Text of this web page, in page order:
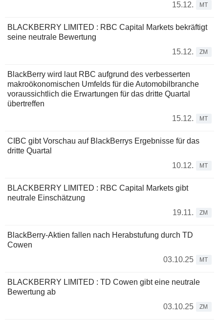
15.12.
MT
BLACKBERRY LIMITED : RBC Capital Markets bekräftigt
seine neutrale Bewertung
15.12.
ZM
BlackBerry wird laut RBC aufgrund des verbesserten
makroökonomischen Umfelds für die Automobilbranche
voraussichtlich die Erwartungen für das dritte Quartal
übertreffen
15.12.
MT
CIBC gibt Vorschau auf BlackBerrys Ergebnisse für das
dritte Quartal
10.12.
MT
BLACKBERRY LIMITED : RBC Capital Markets gibt
neutrale Einschätzung
19.11.
ZM
BlackBerry-Aktien fallen nach Herabstufung durch TD
Cowen
03.10.25
MT
BLACKBERRY LIMITED : TD Cowen gibt eine neutrale
Bewertung ab
03.10.25
ZM